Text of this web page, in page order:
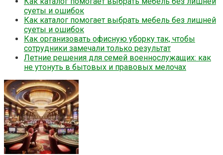
суеты и ошибок
Как каталог помогает выбрать мебель без лишней
суеты и ошибок
Как организовать офисную уборку так, чтобы
сотрудники замечали только результат
Летние решения для семей военнослужащих: как
не утонуть в бытовых и правовых мелочах